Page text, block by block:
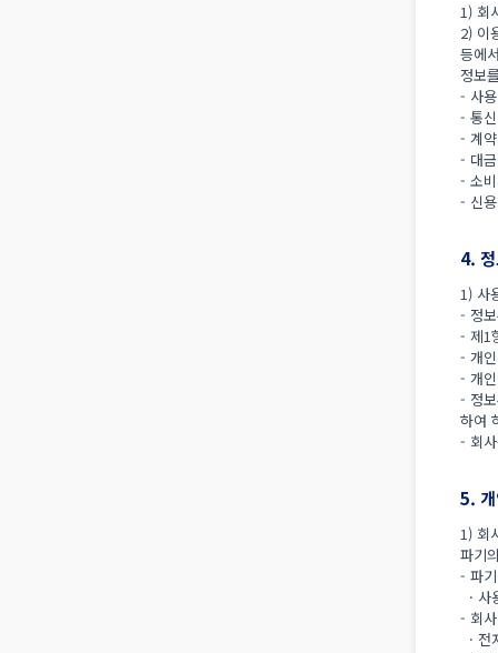
1) 회
2) 이
등에
정보
- 사
- 통
- 계
- 대
- 소
- 신
4.
1) 사
- 정
- 제1
- 개
- 개
- 정
하여
- 회
5.
1) 회
파기
- 파
·
- 회
·